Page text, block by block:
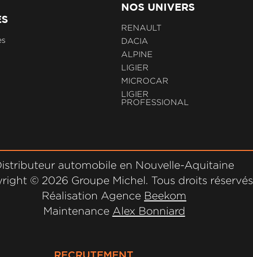
NOS UNIVERS
RENAULT
DACIA
ALPINE
LIGIER
MICROCAR
LIGIER
PROFESSIONAL
automobile en Nouvelle-Aquitaine
© 2026 Groupe Michel. Tous droits réservés
Réalisation Agence Beekom
Maintenance Alex Bonniard